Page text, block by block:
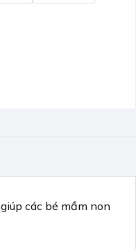
các bé mầm non